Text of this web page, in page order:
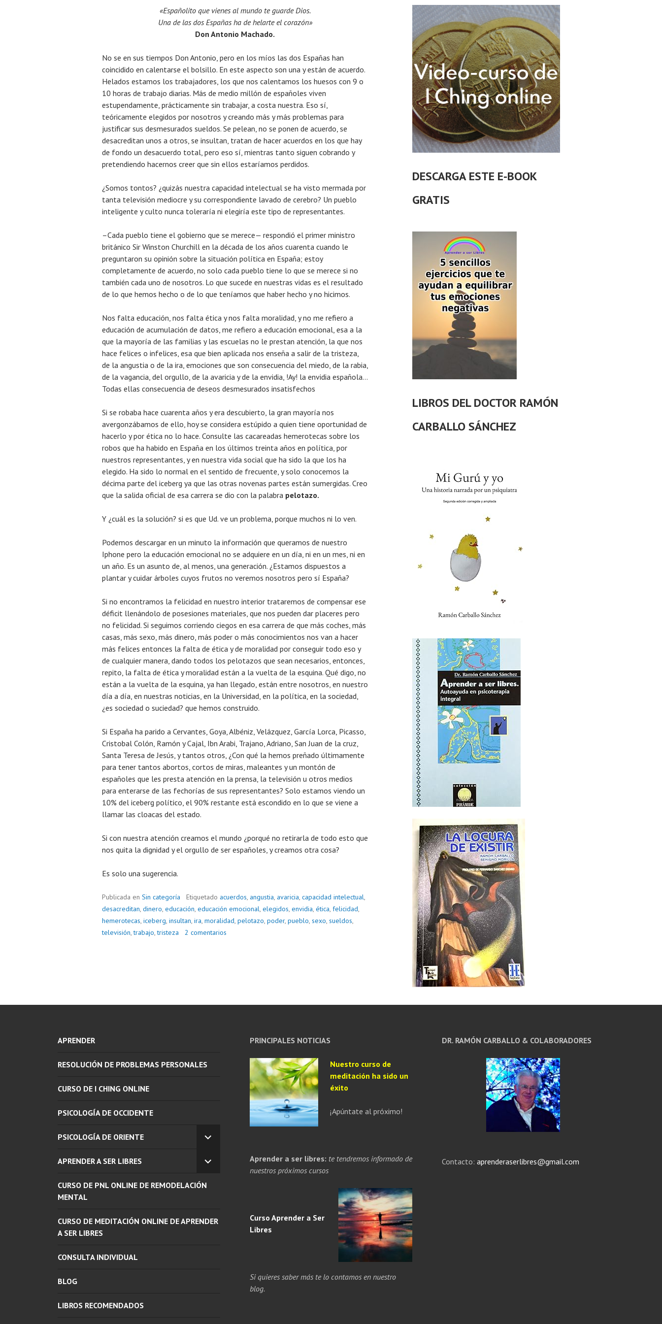
«Españolito que vienes al mundo te guarde Dios.
Una de las dos Españas ha de helarte el corazón»
Don Antonio Machado.
No se en sus tiempos Don Antonio, pero en los míos las dos Españas han
coincidido en calentarse el bolsillo. En este aspecto son una y están de acuerdo.
Helados estamos los trabajadores, los que nos calentamos los huesos con 9 o
10 horas de trabajo diarias. Más de medio millón de españoles viven
estupendamente, prácticamente sin trabajar, a costa nuestra. Eso sí,
teóricamente elegidos por nosotros y creando más y más problemas para
justificar sus desmesurados sueldos. Se pelean, no se ponen de acuerdo, se
desacreditan unos a otros, se insultan, tratan de hacer acuerdos en los que hay
de fondo un desacuerdo total, pero eso sí, mientras tanto siguen cobrando y
pretendiendo hacernos creer que sin ellos estaríamos perdidos.
¿Somos tontos? ¿quizás nuestra capacidad intelectual se ha visto mermada por
tanta televisión mediocre y su correspondiente lavado de cerebro? Un pueblo
inteligente y culto nunca toleraría ni elegiría este tipo de representantes.
–Cada pueblo tiene el gobierno que se merece— respondió el primer ministro
británico Sir Winston Churchill en la década de los años cuarenta cuando le
preguntaron su opinión sobre la situación política en España; estoy
completamente de acuerdo, no solo cada pueblo tiene lo que se merece si no
también cada uno de nosotros. Lo que sucede en nuestras vidas es el resultado
de lo que hemos hecho o de lo que teníamos que haber hecho y no hicimos.
Nos falta educación, nos falta ética y nos falta moralidad, y no me refiero a
educación de acumulación de datos, me refiero a educación emocional, esa a la
que la mayoría de las familias y las escuelas no le prestan atención, la que nos
hace felices o infelices, esa que bien aplicada nos enseña a salir de la tristeza,
de la angustia o de la ira, emociones que son consecuencia del miedo, de la rabia,
de la vagancia, del orgullo, de la avaricia y de la envidia, !Ay! la envidia española…
Todas ellas consecuencia de deseos desmesurados insatisfechos
Si se robaba hace cuarenta años y era descubierto, la gran mayoría nos
avergonzábamos de ello, hoy se considera estúpido a quien tiene oportunidad de
hacerlo y por ética no lo hace. Consulte las cacareadas hemerotecas sobre los
robos que ha habido en España en los últimos treinta años en política, por
nuestros representantes, y en nuestra vida social que ha sido la que los ha
elegido. Ha sido lo normal en el sentido de frecuente, y solo conocemos la
décima parte del iceberg ya que las otras novenas partes están sumergidas. Creo
que la salida oficial de esa carrera se dio con la palabra pelotazo.
Y ¿cuál es la solución? si es que Ud. ve un problema, porque muchos ni lo ven.
Podemos descargar en un minuto la información que queramos de nuestro
Iphone pero la educación emocional no se adquiere en un día, ni en un mes, ni en
un año. Es un asunto de, al menos, una generación. ¿Estamos dispuestos a
plantar y cuidar árboles cuyos frutos no veremos nosotros pero sí España?
Si no encontramos la felicidad en nuestro interior trataremos de compensar ese
déficit llenándolo de posesiones materiales, que nos pueden dar placeres pero
no felicidad. Si seguimos corriendo ciegos en esa carrera de que más coches, más
casas, más sexo, más dinero, más poder o más conocimientos nos van a hacer
más felices entonces la falta de ética y de moralidad por conseguir todo eso y
de cualquier manera, dando todos los pelotazos que sean necesarios, entonces,
repito, la falta de ética y moralidad están a la vuelta de la esquina. Qué digo, no
están a la vuelta de la esquina, ya han llegado, están entre nosotros, en nuestro
día a día, en nuestras noticias, en la Universidad, en la política, en la sociedad,
¿es sociedad o suciedad? que hemos construido.
Si España ha parido a Cervantes, Goya, Albéniz, Velázquez, García Lorca, Picasso,
Cristobal Colón, Ramón y Cajal, Ibn Arabi, Trajano, Adriano, San Juan de la cruz,
Santa Teresa de Jesús, y tantos otros, ¿Con qué la hemos preñado últimamente
para tener tantos abortos, cortos de miras, maleantes y un montón de
españoles que les presta atención en la prensa, la televisión u otros medios
para enterarse de las fechorías de sus representantes? Solo estamos viendo un
10% del iceberg político, el 90% restante está escondido en lo que se viene a
llamar las cloacas del estado.
Si con nuestra atención creamos el mundo ¿porqué no retirarla de todo esto que
nos quita la dignidad y el orgullo de ser españoles, y creamos otra cosa?
Es solo una sugerencia.
Publicada en Sin categoría Etiquetado acuerdos, angustia, avaricia, capacidad intelectual,
desacreditan, dinero, educación, educación emocional, elegidos, envidia, ética, felicidad,
hemerotecas, iceberg, insultan, ira, moralidad, pelotazo, poder, pueblo, sexo, sueldos,
televisión,trabajo,tristeza 2 comentarios
DESCARGA ESTE E-BOOK
GRATIS
LIBROS DEL DOCTOR RAMÓN
CARBALLO SÁNCHEZ
APRENDER
RESOLUCIÓN DE PROBLEMAS PERSONALES
CURSO DE I CHING ONLINE
PSICOLOGÍA DE OCCIDENTE
PSICOLOGÍA DE ORIENTE
EXPANDE
MENÚ
APRENDER A SER LIBRES
EXPANDE
CURSO DE PNL ONLINE DE REMODELACIÓN
MENTAL
CURSO DE MEDITACIÓN ONLINE DE APRENDER
A SER LIBRES
CONSULTA INDIVIDUAL
BLOG
LIBROS RECOMENDADOS
PRINCIPALES NOTICIAS
Nuestro curso de
meditación ha sido un
éxito
¡Apúntate al próximo!
Aprender a ser libres: te tendremos informado de
nuestros próximos cursos
Curso Aprender a Ser
Libres
Si quieres saber más te lo contamos en nuestro
blog.
DR. RAMÓN CARBALLO & COLABORADORES
Contacto: aprenderaserlibres@gmail.com